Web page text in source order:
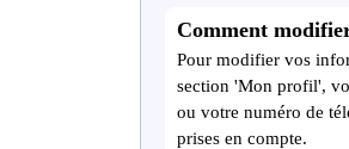
Comment
Pour modifier vos
section 'Mon profil',
ou votre numéro de
prises en compte.